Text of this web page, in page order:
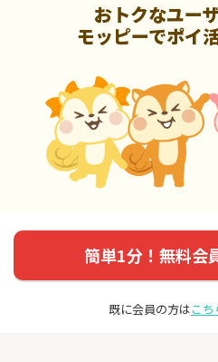
おトクなユー
モッピーでポイ
簡単1分！無料会
既に会員の方はこ